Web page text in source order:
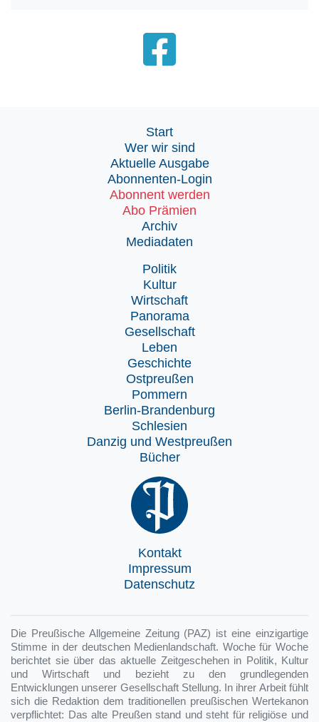
Start
Wer wir sind
Aktuelle Ausgabe
Abonnenten-Login
Abonnent werden
Abo Prämien
Archiv
Mediadaten
Politik
Kultur
Wirtschaft
Panorama
Gesellschaft
Leben
Geschichte
Ostpreußen
Pommern
Berlin-Brandenburg
Schlesien
Danzig und Westpreußen
Bücher
Kontakt
Impressum
Datenschutz
Die Preußische Allgemeine Zeitung (PAZ) ist eine einzigartige
Stimme in der deutschen Medienlandschaft. Woche für Woche
berichtet sie über das aktuelle Zeitgeschehen in Politik, Kultur
und Wirtschaft und bezieht zu den grundlegenden
Entwicklungen unserer Gesellschaft Stellung. In ihrer Arbeit fühlt
sich die Redaktion dem traditionellen preußischen Wertekanon
verpflichtet: Das alte Preußen stand und steht für religiöse und